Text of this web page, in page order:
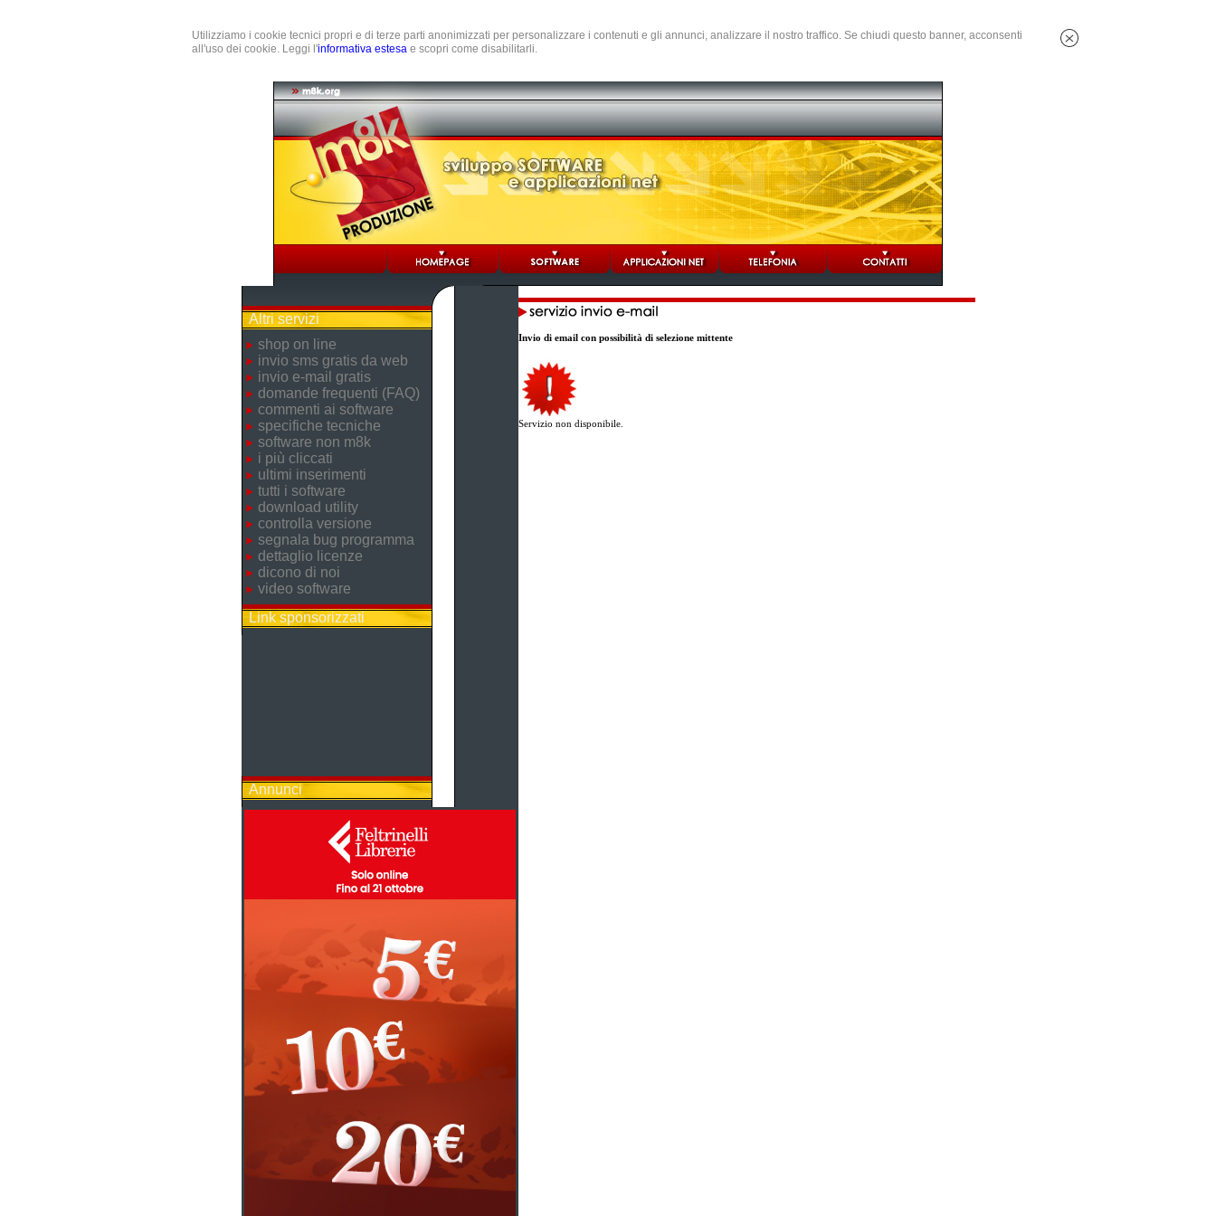
Utilizziamo i cookie tecnici propri e di terze parti anonimizzati per personalizzare i contenuti e gli annunci, analizzare il nostro traffico. Se chiudi questo banner, acconsenti
all'uso dei cookie. Leggi l'informativa estesa e scopri come disabilitarli.
Altri servizi
shop on line
invio sms gratis da web
invio e-mail gratis
domande frequenti (FAQ)
commenti ai software
specifiche tecniche
software non m8k
i più cliccati
ultimi inserimenti
tutti i software
download utility
controlla versione
segnala bug programma
dettaglio licenze
dicono di noi
video software
Link sponsorizzati
Annunci
Invio di email con possibilità di selezione mittente
Servizio non disponibile.